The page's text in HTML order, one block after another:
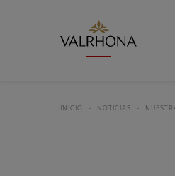
Valrhona -
INICIO NOTICIAS